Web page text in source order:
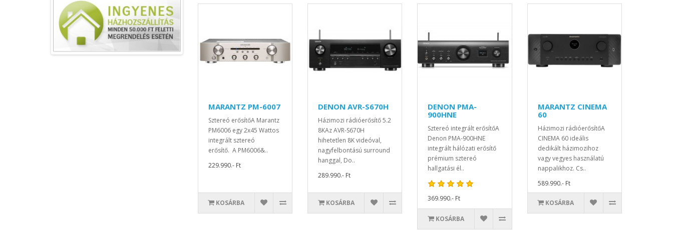
MARANTZ PM-6007
Sztereó erősítőA Marantz
PM6006 egy 2x45 Wattos
integrált sztereó
erősítő. A PM6006&..
229.990.- Ft
KOSÁRBA
DENON AVR-S670H
Házimozi rádióerősítő 5.2
8KAz AVR-S670H
hihetetlen 8K videóval,
nagyfelbontású surround
hanggal, Do..
289.990.- Ft
KOSÁRBA
DENON PMA-
900HNE
Sztereó integrált erősítőA
Denon PMA-900HNE
integrált hálózati erősítő
prémium sztereó
hallgatási él..
369.990.- Ft
KOSÁRBA
MARANTZ CINEMA
60
Házimozi rádióerősítőA
CINEMA 60 ideális
dedikált házimozihoz
vagy vegyes használatú
nappalikhoz. Cs..
589.990.- Ft
KOSÁRBA